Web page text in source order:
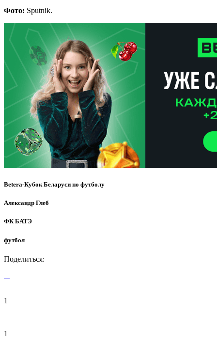
Фото: Sputnik.
Betera-Кубок Беларуси по футболу
Александр Глеб
ФК БАТЭ
футбол
Поделиться:
1
1